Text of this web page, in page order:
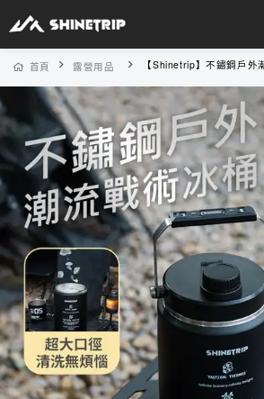
首頁 露營用品 【Shinetrip】不鏽鋼戶外